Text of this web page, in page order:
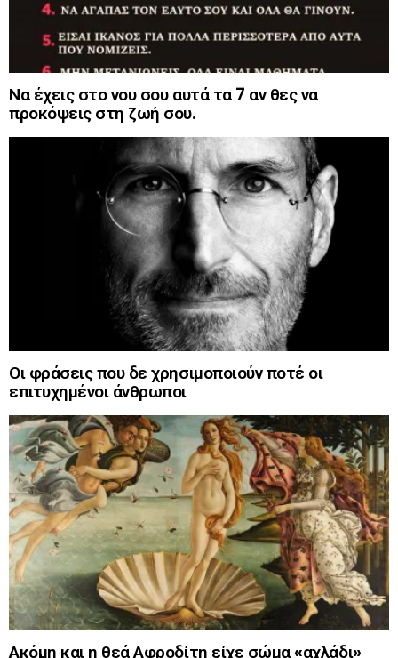
Να έχεις στο νου σου αυτά τα 7 αν θες να
προκόψεις στη ζωή σου.
Οι φράσεις που δε χρησιμοποιούν ποτέ οι
επιτυχημένοι άνθρωποι
Ακόμη και η θεά Αφροδίτη είχε σώμα «αχλάδι»